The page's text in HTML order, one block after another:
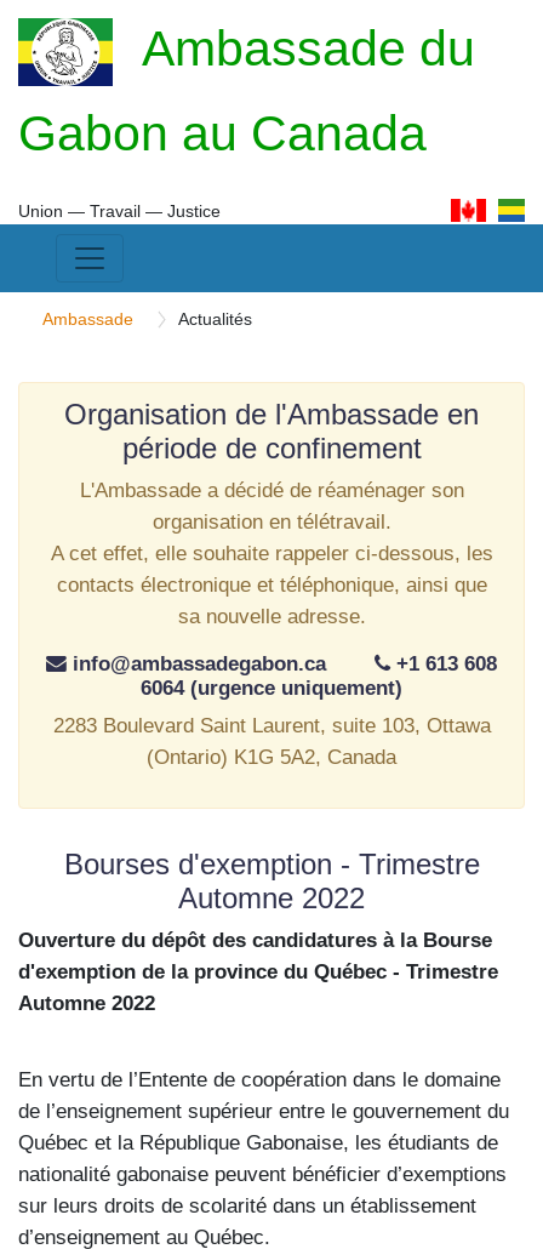
Ambassade du
Gabon au Canada
Union ― Travail ― Justice
Ambassade Actualités
Organisation de l'Ambassade en
période de confinement
L'Ambassade a décidé de réaménager son
organisation en télétravail.
A cet effet, elle souhaite rappeler ci-dessous, les
contacts électronique et téléphonique, ainsi que
sa nouvelle adresse.
info@ambassadegabon.ca
+1 613 608
6064 (urgence uniquement)
2283 Boulevard Saint Laurent, suite 103, Ottawa
(Ontario) K1G 5A2, Canada
Bourses d'exemption - Trimestre
Automne 2022
Ouverture du dépôt des candidatures à la Bourse
d'exemption de la province du Québec - Trimestre
Automne 2022
En vertu de l’Entente de coopération dans le domaine
de l’enseignement supérieur entre le gouvernement du
Québec et la République Gabonaise, les étudiants de
nationalité gabonaise peuvent bénéficier d’exemptions
sur leurs droits de scolarité dans un établissement
d’enseignement au Québec.